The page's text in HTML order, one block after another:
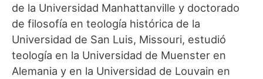
de la Universidad Manhattanville y doctorado
de filosofía en teología histórica de la
Universidad de San Luis, Missouri, estudió
teología en la Universidad de Muenster en
Alemania y en la Universidad de Louvain en